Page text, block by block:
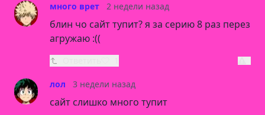
много врет 2 недели назад
блин чо сайт тупит? я за серию 8 раз перез
агружаю :((
лол 3 недели назад
сайт слишко много тупит